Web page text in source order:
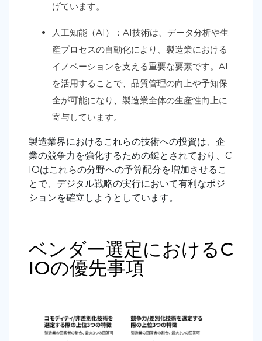
げています。
人工知能（AI ）：AI技術は、データ分析や生
産プロセスの自動化により、製造業における
イノベーションを支える重要な要素です。AI
を活用することで、品質管理の向上や予知保
全が可能になり、製造業全体の生産性向上に
寄与しています。
製造業界におけるこれらの技術への投資は、企
業の競争力を強化するための鍵とされており、C
IOはこれらの分野への予算配分を増加させるこ
とで、デジタル戦略の実行において有利なポジ
ションを確立しようとしています。
ベンダー選定におけるC
IOの優先事項